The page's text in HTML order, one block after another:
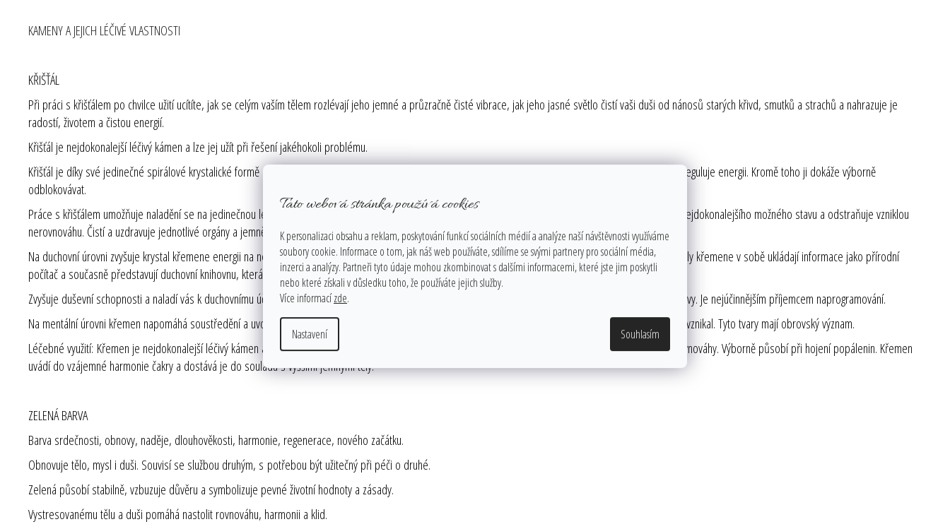
Tato webová stránka používá cookies
K personalizaci obsahu a reklam, poskytování funkcí sociálních médií a analýze naší návštěvnosti využíváme
soubory cookie. Informace o tom, jak náš web používáte, sdílíme se svými partnery pro sociální média,
inzerci a analýzy. Partneři tyto údaje mohou zkombinovat s dalšími informacemi, které jste jim poskytli
nebo které získali v důsledku toho, že používáte jejich služby.
Více informacízde.
Nastavení Souhlasím
KAMENY A JEJICH LÉČIVÉ VLASTNOSTI
KŘIŠŤÁL
Při práci s křišťálem po chvilce užití ucítíte, jak se celým vaším tělem rozlévají jeho jemné a průzračně čisté vibrace, jak jeho jasné světlo čistí vaši duši od nánosů starých křivd, smutků a strachů a nahrazuje je
radostí, životem a čistou energií.
Křišťál je nejdokonalejší léčivý kámen a lze jej užít při řešení jakéhokoli problému.
Křišťál je díky své jedinečné spirálové krystalické formě nejúčinnější léčivý krystal a nejsilnější zesilovač energie na této planetě. Pohlcuje, ukládá, uvolňuje a reguluje energii. Kromě toho ji dokáže výborně
odblokovávat.
Práce s křišťálem umožňuje naladění se na jedinečnou léčivou energii, kterou potřebujeme k uzdravení nebo ke splnění duchovního úkolu. Uvádí energii do nejdokonalejšího možného stavu a odstraňuje vzniklou
nerovnováhu. Čistí a uzdravuje jednotlivé orgány a jemnější vyšší těla. Současně vede k hlubokému pročištění duše a spojení duševní dimenze s myslí.
Na duchovní úrovni zvyšuje krystal křemene energii na nejvyšší možnou míru. Vyskytuje se v mnoha barvách. Čirý křemen funguje na všech rovinách bytí. Krystaly křemene v sobě ukládají informace jako přírodní
počítač a současně představují duchovní knihovnu, která čeká, až do ní někdo vstoupí.
Zvyšuje duševní schopnosti a naladí vás k duchovnímu účelu, pro nějž jste vybráni. Pokud se použije při meditaci, dokáže křemen odfiltrovat všechny rušivé vlivy. Je nejúčinnějším příjemcem naprogramování.
Na mentální úrovni křemen napomáhá soustředění a uvolňuje dosud uzamčenou paměť. Krystal křemene mívá různě tvarované plochy podle toho, jak rychle vznikal. Tyto tvary mají obrovský význam.
Léčebné využití: Křemen je nejdokonalejší léčivý kámen a lze jej užít při řešení jakéhokoli problému. Podněcuje činnost imunitního systému a uvádí tělo do rovnováhy. Výborně působí při hojení popálenin. Křemen
uvádí do vzájemné harmonie čakry a dostává je do souladu s vyššími jemnými těly.
ZELENÁ BARVA
Barva srdečnosti, obnovy, naděje, dlouhověkosti, harmonie, regenerace, nového začátku.
Obnovuje tělo, mysl i duši. Souvisí se službou druhým, s potřebou být užitečný při péči o druhé.
Zelená působí stabilně, vzbuzuje důvěru a symbolizuje pevné životní hodnoty a zásady.
Vystresovanému tělu a duši pomáhá nastolit rovnováhu, harmonii a klid.